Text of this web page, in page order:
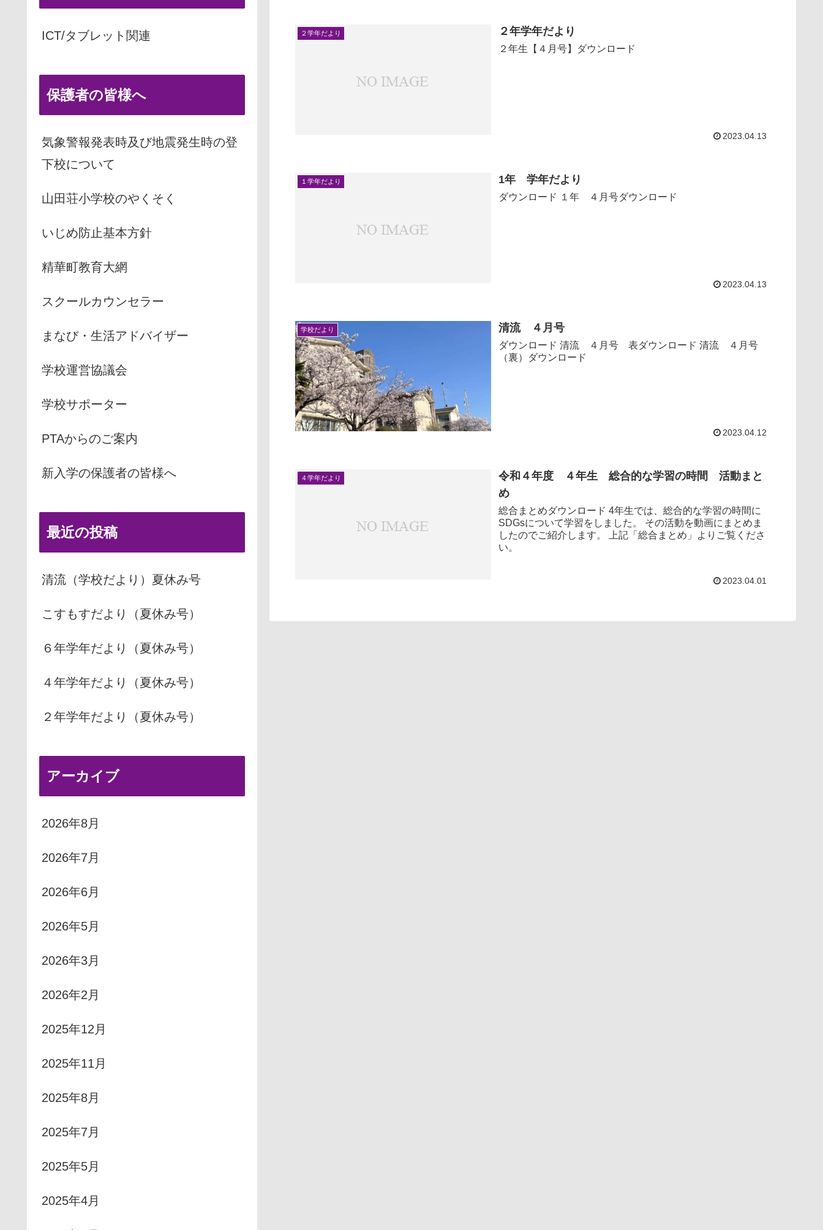
２学年だより ２年学年だより
２年生【４月号】ダウンロード
2023.04.13
１学年だより 1年 学年だより
ダウンロード １年 ４月号ダウンロード
2023.04.13
学校だより 清流 ４月号
ダウンロード 清流 ４月号 表ダウンロード 清流 ４月号
（裏）ダウンロード
2023.04.12
４学年だより
令和４年度 ４年生 総合的な学習の時間 活動まと
め
総合まとめダウンロード 4年生では、総合的な学習の時間に
SDGsについて学習をしました。 その活動を動画にまとめま
したのでご紹介します。 上記「総合まとめ」よりご覧くださ
い。
2023.04.01
ICT/タブレット関連
保護者の皆様へ
気象警報発表時及び地震発生時の登
下校について
山田荘小学校のやくそく
いじめ防止基本方針
精華町教育大網
スクールカウンセラー
まなび・生活アドバイザー
学校運営協議会
学校サポーター
PTAからのご案内
新入学の保護者の皆様へ
最近の投稿
清流（学校だより）夏休み号
こすもすだより（夏休み号）
６年学年だより（夏休み号）
４年学年だより（夏休み号）
２年学年だより（夏休み号）
アーカイブ
2026年8月
2026年7月
2026年6月
2026年5月
2026年3月
2026年2月
2025年12月
2025年11月
2025年8月
2025年7月
2025年5月
2025年4月